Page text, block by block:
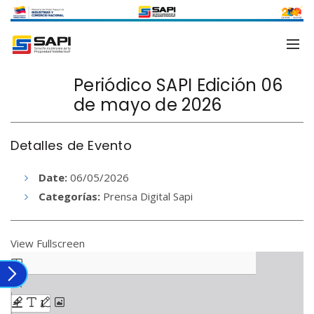
Periódico SAPI Edición 06
de mayo de 2026
Detalles de Evento
Date: 06/05/2026
Categorías: Prensa Digital Sapi
View Fullscreen